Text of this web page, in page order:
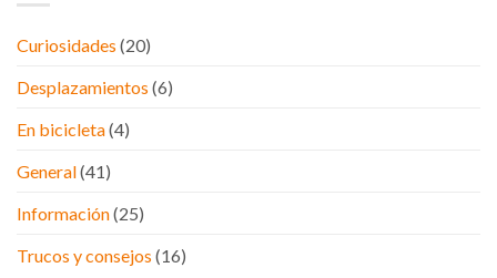
Curiosidades (20)
Desplazamientos (6)
En bicicleta(4)
General(41)
Información(25)
Trucos y consejos (16)